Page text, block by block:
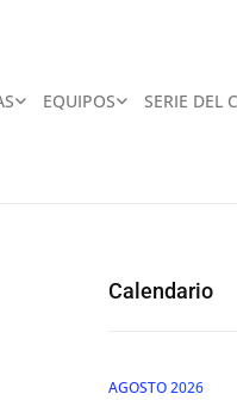
EQUIPOS SERIE DEL
Calendario
AGOSTO 2026